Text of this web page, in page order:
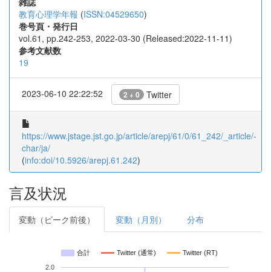
教育心理学年報 (ISSN:04529650)
巻号頁・発行日
vol.61, pp.242-253, 2022-03-30 (Released:2022-11-11)
参考文献数
19
2023-06-10 22:22:52 2 + 0 Twitter
https://www.jstage.jst.go.jp/article/arepj/61/0/61_242/_article/-
char/ja/
(info:doi/10.5926/arepj.61.242)
言及状況
変動（ピーク前後） 変動（月別） 分布
合計 Twitter (通常) Twitter (RT)
2.0